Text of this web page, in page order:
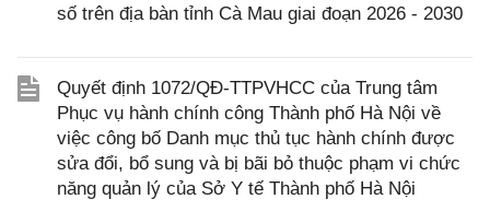
số trên địa bàn tỉnh Cà Mau giai đoạn 2026 - 2030
Quyết định 1072/QĐ-TTPVHCC của Trung tâm
Phục vụ hành chính công Thành phố Hà Nội về
việc công bố Danh mục thủ tục hành chính được
sửa đổi, bổ sung và bị bãi bỏ thuộc phạm vi chức
năng quản lý của Sở Y tế Thành phố Hà Nội